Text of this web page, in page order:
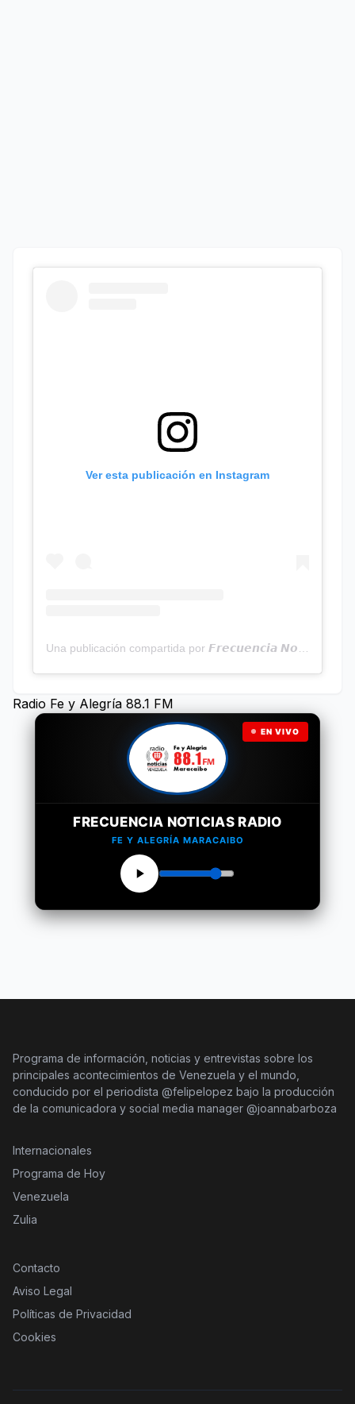
Ver esta publicación en Instagram
Radio Fe y Alegría 88.1 FM
EN VIVO
FRECUENCIA NOTICIAS RADIO
FE Y ALEGRÍA MARACAIBO
Programa de información, noticias y entrevistas sobre los
principales acontecimientos de Venezuela y el mundo,
conducido por el periodista @felipelopez bajo la producción
de la comunicadora y social media manager @joannabarboza
Internacionales
Programa de Hoy
Venezuela
Zulia
Contacto
Aviso Legal
Políticas de Privacidad
Cookies